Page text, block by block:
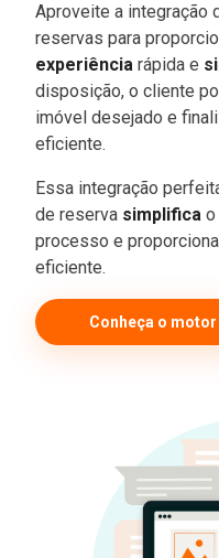
Aproveite a integração
reservas para
experiência rápida e
disposição, o cliente
imóvel desejado e
eficiente.
Essa integração
de reserva simplifica o
processo e
eficiente.
Conheça o